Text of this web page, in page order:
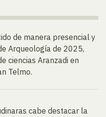
de manera presencial y
Arqueología de 2025,
ciencias Aranzadi en
Telmo.
cabe destacar la